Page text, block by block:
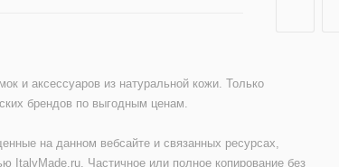
и аксессуаров из натуральной кожи. Только
брендов по выгодным ценам.
на данном вебсайте и связанных ресурсах,
ItalyMade.ru. Частичное или полное копирование без